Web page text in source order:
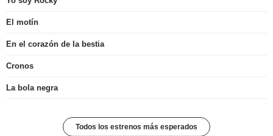
El motín
En el corazón de la bestia
Cronos
La bola negra
Todos los estrenos más esperados